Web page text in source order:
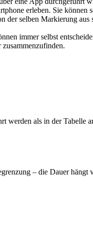
erleben. Sie
der selben Markierung
immer selbst
werden als in der Tabelle
– die Dauer